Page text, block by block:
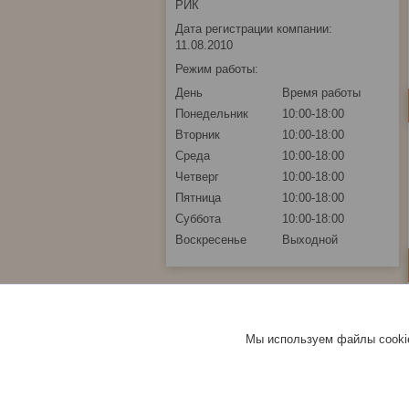
РИК
Дата регистрации компании:
11.08.2010
Режим работы:
День
Время работы
Понедельник
10:00-18:00
Вторник
10:00-18:00
Среда
10:00-18:00
Четверг
10:00-18:00
Пятница
10:00-18:00
Суббота
10:00-18:00
Воскресенье
Выходной
Мы используем файлы